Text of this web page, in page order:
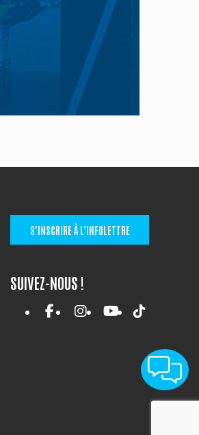
S’INSCRIRE À L’INFOLETTRE
SUIVEZ-NOUS !